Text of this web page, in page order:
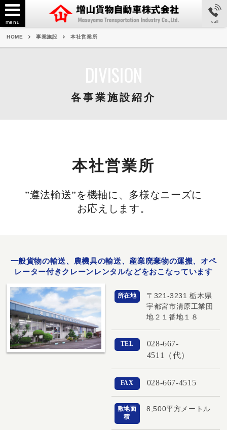
HOME 事業施設 本社営業所
各事業施設紹介
本社営業所
”遵法輸送”を機軸に、多様なニーズに
お応えします。
一般貨物の輸送、農機具の輸送、産業廃棄物の運搬、オペ
レーター付きクレーンレンタルなどをおこなっています
所在地
〒321-3231 栃木県
宇都宮市清原工業団
地２１番地１８
TEL
028-667-
4511（代）
FAX 028-667-4515
敷地面
積
8,500平方メートル
menu call